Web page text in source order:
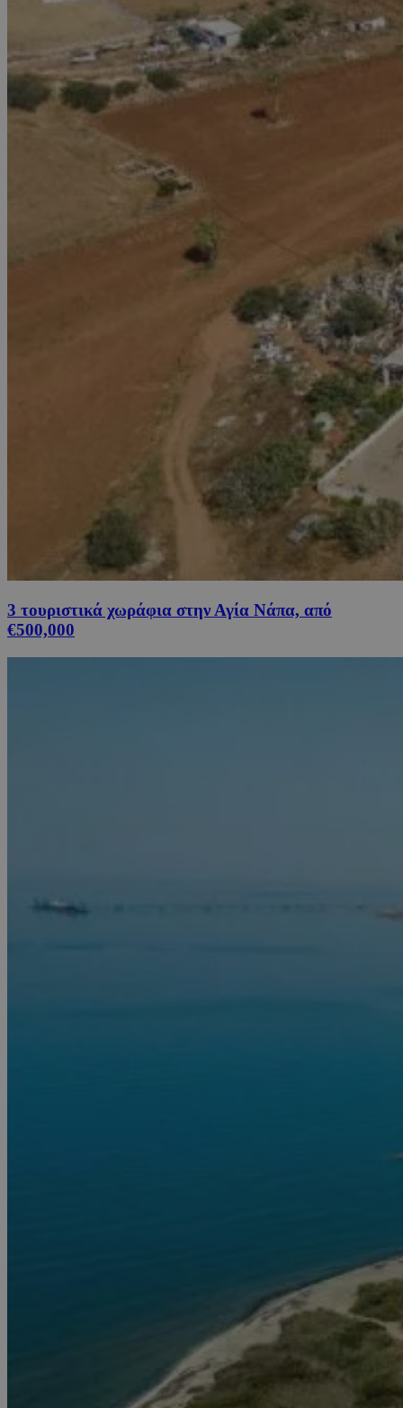
3 τουριστικά χωράφια στην Αγία Νάπα, από
€500,000